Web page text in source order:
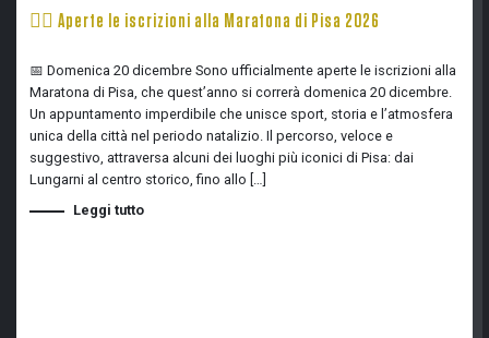
🏃‍♂️ Aperte le iscrizioni alla Maratona di Pisa 2026
📅 Domenica 20 dicembre Sono ufficialmente aperte le iscrizioni alla
Maratona di Pisa, che quest’anno si correrà domenica 20 dicembre.
Un appuntamento imperdibile che unisce sport, storia e l’atmosfera
unica della città nel periodo natalizio. Il percorso, veloce e
suggestivo, attraversa alcuni dei luoghi più iconici di Pisa: dai
Lungarni al centro storico, fino allo […]
Leggi tutto